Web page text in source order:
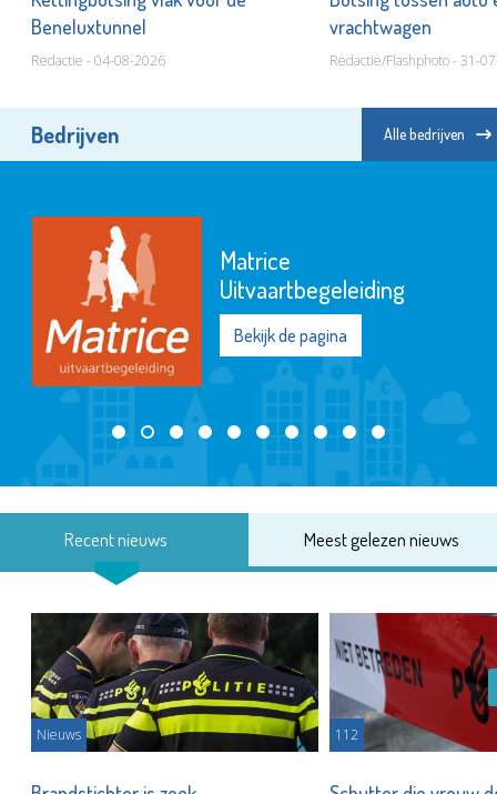
Beneluxtunnel
Redactie - 04-08-2026
vrachtwagen
Redactie/Flashphoto - 31-
Bedrijven Alle bedrijven
Matrice
Uitvaartbegeleiding
Bekijk de pagina
Recent nieuws Meest gelezen nieuws
Nieuws 112